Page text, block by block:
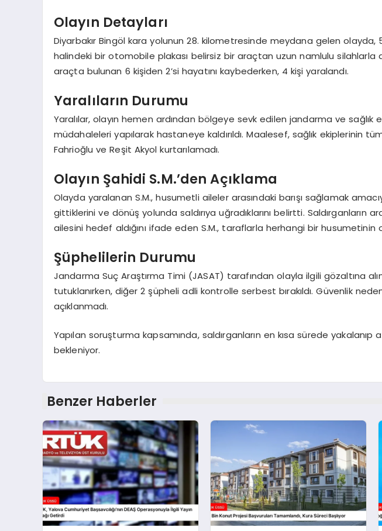
Olayın Detayları
Diyarbakır Bingöl kara yolunun 28. kilometresinde meydana gelen olayda,
halindeki bir otomobile plakası belirsiz bir araçtan uzun namlulu silahlarla
araçta bulunan 6 kişiden 2’si hayatını kaybederken, 4 kişi yaralandı.
Yaralıların Durumu
Yaralılar, olayın hemen ardından bölgeye sevk edilen jandarma ve sağlık
müdahaleleri yapılarak hastaneye kaldırıldı. Maalesef, sağlık ekiplerinin
Fahrioğlu ve Reşit Akyol kurtarılamadı.
Olayın Şahidi S.M.’den Açıklama
Olayda yaralanan S.M., husumetli aileler arasındaki barışı sağlamak
gittiklerini ve dönüş yolunda saldırıya uğradıklarını belirtti. Saldırganların
ailesini hedef aldığını ifade eden S.M., taraflarla herhangi bir husumetinin
Şüphelilerin Durumu
Jandarma Suç Araştırma Timi (JASAT) tarafından olayla ilgili gözaltına
tutuklanırken, diğer 2 şüpheli adli kontrolle serbest bırakıldı. Güvenlik
açıklanmadı.
Yapılan soruşturma kapsamında, saldırganların en kısa sürede
bekleniyor.
Benzer Haberler